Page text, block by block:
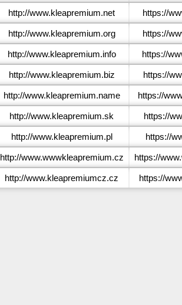
http://www.kleapremium.net https://
http://www.kleapremium.org https://
http://www.kleapremium.info https://
http://www.kleapremium.biz https://
http://www.kleapremium.name https://
http://www.kleapremium.sk https://
http://www.kleapremium.pl https://
http://www.wwwkleapremium.cz https://
http://www.kleapremiumcz.cz https://